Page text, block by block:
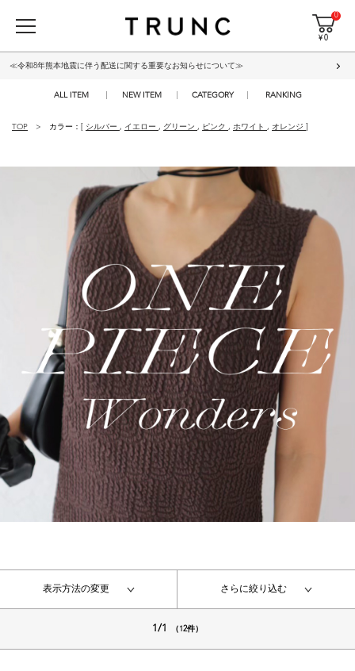
0
¥ 0
≪令和8年熊本地震に伴う配送に関する重要なお知らせについて≫
ALL ITEM NEW ITEM CATEGORY RANKING
TOP カラー：[ シルバー , イエロー , グリーン , ピンク , ホワイト , オレンジ
表示方法の変更 さらに絞り込む
1/1 （12件）